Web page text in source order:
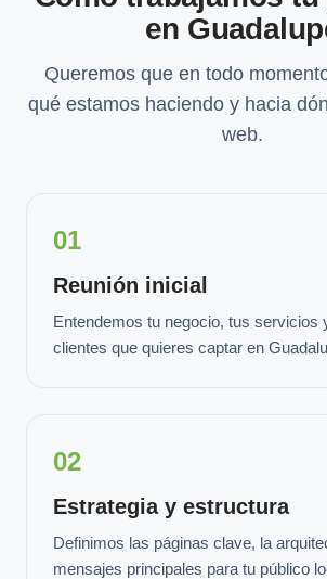
en
Queremos que en todo
qué estamos haciendo y hacia
web.
01
Reunión inicial
Entendemos tu negocio, tus servicios
clientes que quieres captar en
02
Estrategia y estructura
Definimos las páginas clave, la
mensajes principales para tu público